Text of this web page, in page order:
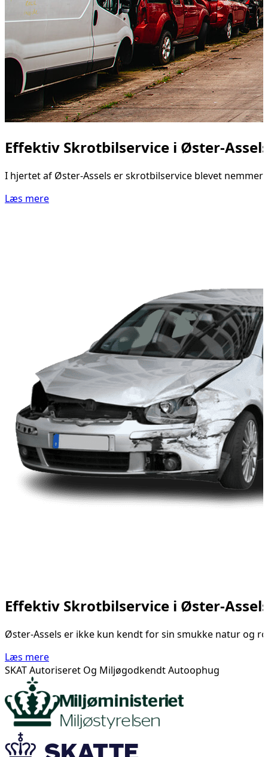
Effektiv Skrotbilservice i Øster-
I hjertet af Øster-Assels er skrotbilservice blevet
Læs mere
Effektiv Skrotbilservice i Øster-
Øster-Assels er ikke kun kendt for sin smukke natur og
Læs mere
SKAT Autoriseret Og Miljøgodkendt Autoophug